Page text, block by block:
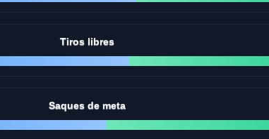
Tiros libres
Saques de meta